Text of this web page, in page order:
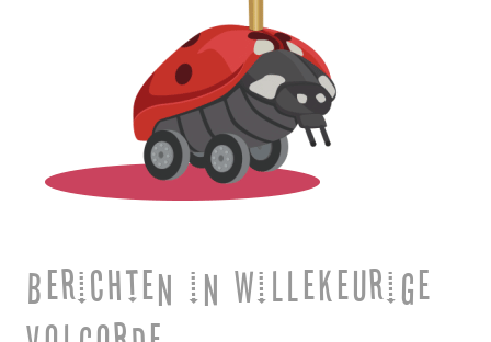
Berichten in willekeurige